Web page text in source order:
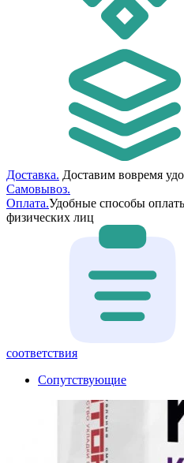
Доставка. Доставим вовремя
Самовывоз.
Оплата.Удобные способы
физических лиц
соответствия
Сопутствующие